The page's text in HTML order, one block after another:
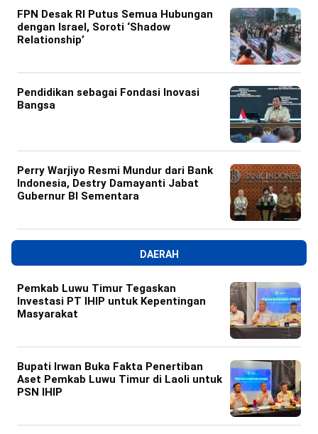
FPN Desak RI Putus Semua Hubungan
dengan Israel, Soroti ‘Shadow
Relationship’
Pendidikan sebagai Fondasi Inovasi
Bangsa
Perry Warjiyo Resmi Mundur dari Bank
Indonesia, Destry Damayanti Jabat
Gubernur BI Sementara
DAERAH
Pemkab Luwu Timur Tegaskan
Investasi PT IHIP untuk Kepentingan
Masyarakat
Bupati Irwan Buka Fakta Penertiban
Aset Pemkab Luwu Timur di Laoli untuk
PSN IHIP